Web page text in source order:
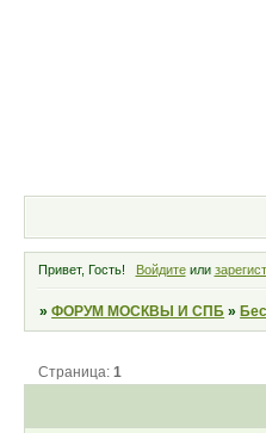
Привет, Гость! Войдитеили
»ФОРУМ МОСКВЫ И СПБ »
Страница:1